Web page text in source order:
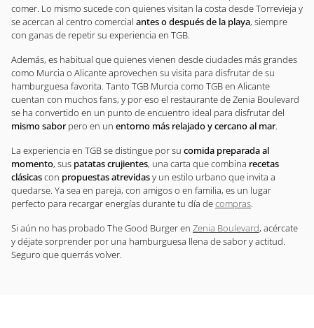
comer. Lo mismo sucede con quienes visitan la costa desde Torrevieja y
se acercan al centro comercial antes o después de la playa, siempre
con ganas de repetir su experiencia en TGB.
Además, es habitual que quienes vienen desde ciudades más grandes
como Murcia o Alicante aprovechen su visita para disfrutar de su
hamburguesa favorita. Tanto TGB Murcia como TGB en Alicante
cuentan con muchos fans, y por eso el restaurante de Zenia Boulevard
se ha convertido en un punto de encuentro ideal para disfrutar del
mismo saborpero en un entorno más relajado y cercano al mar.
La experiencia en TGB se distingue por su comida preparada al
momento, sus patatas crujientes, una carta que combina recetas
clásicascon propuestas atrevidasy un estilo urbano que invita a
quedarse. Ya sea en pareja, con amigos o en familia, es un lugar
perfecto para recargar energías durante tu día decompras.
Si aún no has probado The Good Burger en Zenia Boulevard, acércate
y déjate sorprender por una hamburguesa llena de sabor y actitud.
Seguro que querrás volver.